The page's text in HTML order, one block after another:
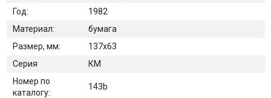
Год:
1982
Материал:
бумага
Размер, мм:
137х63
Серия
КМ
Номер по
каталогу:
143b